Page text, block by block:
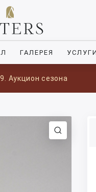
ГАЛЕРЕЯ
Аукцион сезона